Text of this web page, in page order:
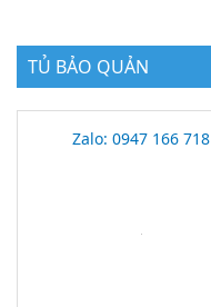
TỦ BẢO QUẢN
Zalo: 0947 166 718